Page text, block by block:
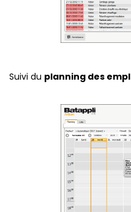
Suivi du planning des